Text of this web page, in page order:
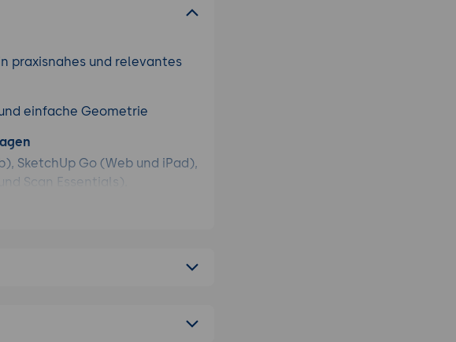
praxisnahes und relevantes
einfache Geometrie
SketchUp Go (Web und iPad),
Scan Essentials).